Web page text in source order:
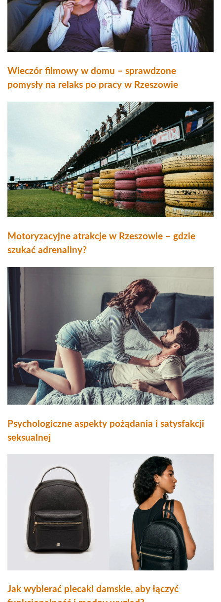
Wieczór filmowy w domu – sprawdzone
pomysły na relaks po pracy w Rzeszowie
Motoryzacyjne atrakcje w Rzeszowie – gdzie
szukać adrenaliny?
Psychologiczne aspekty pożądania i satysfakcji
seksualnej
Jak wybierać plecaki damskie, aby łączyć